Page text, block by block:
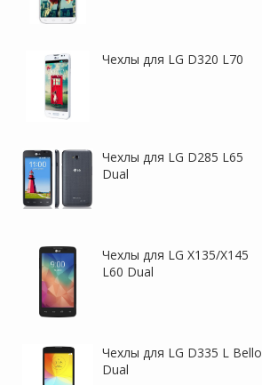
Чехлы для LG D320 L70
Чехлы для LG D285 L65
Dual
Чехлы для LG X135/X145
L60 Dual
Чехлы для LG D335 L Bello
Dual